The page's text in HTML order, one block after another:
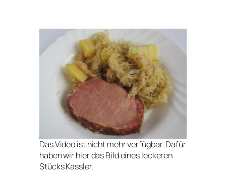
Das Video ist nicht mehr verfügbar. Dafür
haben wir hier das Bild eines leckeren
Stücks Kassler.